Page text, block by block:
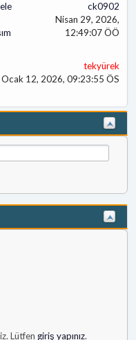
ck0902
Nisan 29, 2026,
12:49:07 ÖÖ
tekyürek
Ocak 12, 2026, 09:23:55 ÖS
Lütfen giriş yapınız.